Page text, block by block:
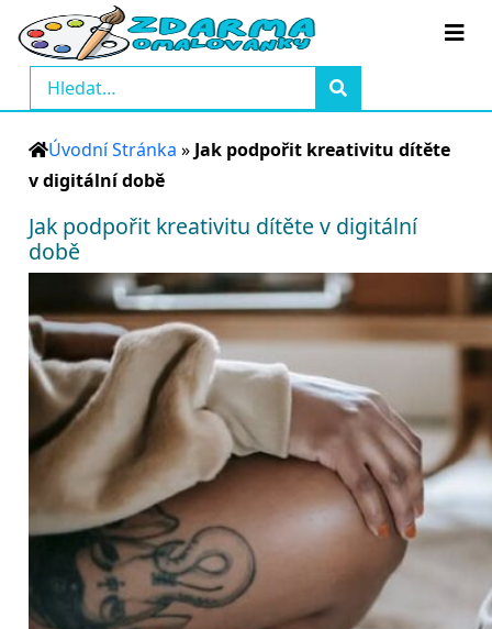
Úvodní Stránka » Jak podpořit kreativitu dítěte
v digitální době
Jak podpořit kreativitu dítěte v digitální
době